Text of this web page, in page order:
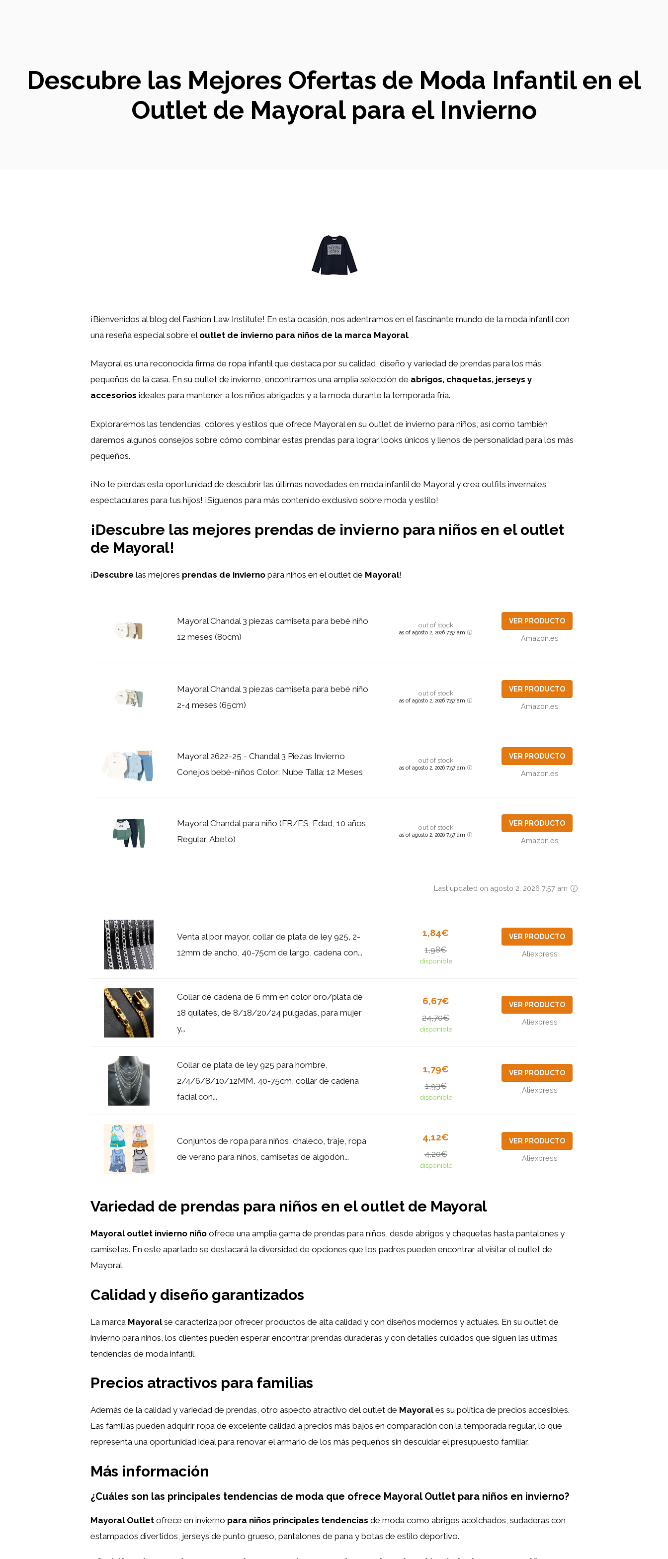
Descubre las Mejores Ofertas de Moda Infantil en el
Outlet de Mayoral para el Invierno
¡Bienvenidos al blog del Fashion Law Institute! En esta ocasión, nos adentramos en el fascinante mundo de la moda infantil con
una reseña especial sobre el outlet de invierno para niños de la marca Mayoral.
Mayoral es una reconocida firma de ropa infantil que destaca por su calidad, diseño y variedad de prendas para los más
pequeños de la casa. En su outlet de invierno, encontramos una amplia selección de abrigos, chaquetas, jerseys y
accesorios ideales para mantener a los niños abrigados y a la moda durante la temporada fría.
Exploraremos las tendencias, colores y estilos que ofrece Mayoral en su outlet de invierno para niños, así como también
daremos algunos consejos sobre cómo combinar estas prendas para lograr looks únicos y llenos de personalidad para los más
pequeños.
¡No te pierdas esta oportunidad de descubrir las últimas novedades en moda infantil de Mayoral y crea outfits invernales
espectaculares para tus hijos! ¡Síguenos para más contenido exclusivo sobre moda y estilo!
¡Descubre las mejores prendas de invierno para niños en el outlet
de Mayoral!
¡Descubre las mejores prendas de invierno para niños en el outlet de Mayoral!
Mayoral Chandal 3 piezas camiseta para bebé niño
12 meses (80cm)
out of stock
as of agosto 2, 2026 7:57 am
VER PRODUCTO
Amazon.es
Mayoral Chandal 3 piezas camiseta para bebé niño
2-4 meses (65cm)
out of stock
as of agosto 2, 2026 7:57 am
VER PRODUCTO
Amazon.es
Mayoral 2622-25 - Chandal 3 Piezas Invierno
Conejos bebé-niños Color: Nube Talla: 12 Meses
out of stock
as of agosto 2, 2026 7:57 am
VER PRODUCTO
Amazon.es
Mayoral Chandal para niño (FR/ES, Edad, 10 años,
Regular, Abeto)
out of stock
as of agosto 2, 2026 7:57 am
VER PRODUCTO
Amazon.es
Last updated on agosto 2, 2026 7:57 am
Venta al por mayor, collar de plata de ley 925, 2-
12mm de ancho, 40-75cm de largo, cadena con...
1,84€
1,98€
disponible
VER PRODUCTO
Aliexpress
Collar de cadena de 6 mm en color oro/plata de
18 quilates, de 8/18/20/24 pulgadas, para mujer
y...
6,67€
24,70€
disponible
VER PRODUCTO
Aliexpress
Collar de plata de ley 925 para hombre,
2/4/6/8/10/12MM, 40-75cm, collar de cadena
facial con...
1,79€
1,93€
disponible
VER PRODUCTO
Aliexpress
Conjuntos de ropa para niños, chaleco, traje, ropa
de verano para niños, camisetas de algodón...
4,12€
4,20€
disponible
VER PRODUCTO
Aliexpress
Variedad de prendas para niños en el outlet de Mayoral
Mayoral outlet invierno niño ofrece una amplia gama de prendas para niños, desde abrigos y chaquetas hasta pantalones y
camisetas. En este apartado se destacará la diversidad de opciones que los padres pueden encontrar al visitar el outlet de
Mayoral.
Calidad y diseño garantizados
La marca Mayoralse caracteriza por ofrecer productos de alta calidad y con diseños modernos y actuales. En su outlet de
invierno para niños, los clientes pueden esperar encontrar prendas duraderas y con detalles cuidados que siguen las últimas
tendencias de moda infantil.
Precios atractivos para familias
Además de la calidad y variedad de prendas, otro aspecto atractivo del outlet de Mayorales su política de precios accesibles.
Las familias pueden adquirir ropa de excelente calidad a precios más bajos en comparación con la temporada regular, lo que
representa una oportunidad ideal para renovar el armario de los más pequeños sin descuidar el presupuesto familiar.
Más información
¿Cuáles son las principales tendencias de moda que ofrece Mayoral Outlet para niños en invierno?
Mayoral Outlet ofrece en invierno para niños principales tendencias de moda como abrigos acolchados, sudaderas con
estampados divertidos, jerseys de punto grueso, pantalones de pana y botas de estilo deportivo.